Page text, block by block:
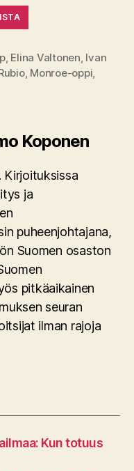
, Elina Valtonen, Ivan
, Monroe-oppi,
Koponen
Kirjoituksissa
ja
puheenjohtajana,
Suomen osaston
pitkäaikainen
seuran
ilman rajoja
Kun totuus